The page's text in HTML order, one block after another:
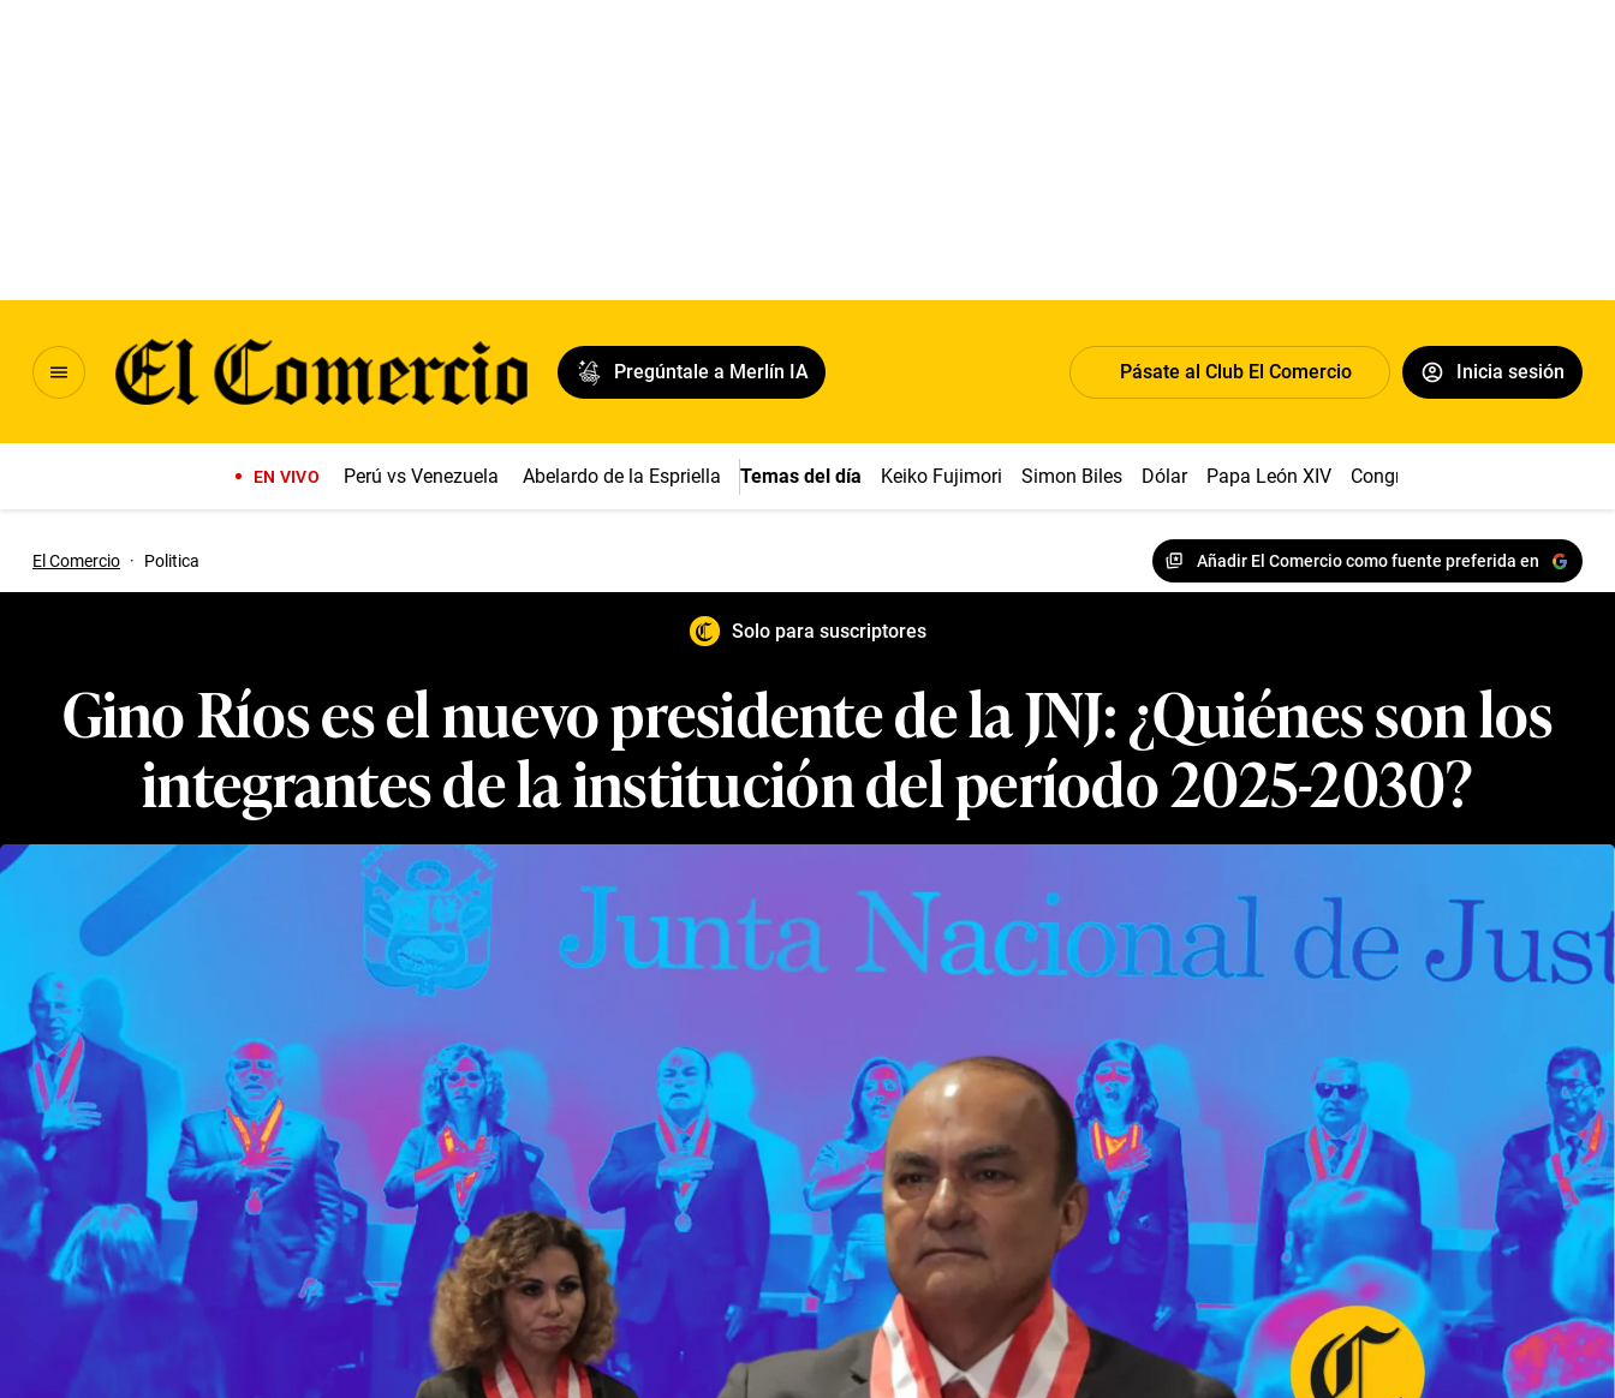
Pregúntale a Merlín IA Pásate al Club El Comercio Inicia sesión
EN VIVO Perú vs Venezuela Abelardo de la Espriella Temas del día Keiko Fujimori Simon Biles Dólar Papa León XIV Congreso
El Comercio · Politica Añadir El Comercio como fuente preferida en
Solo para suscriptores
Gino Ríos es el nuevo presidente de la JNJ: ¿Quiénes son los
integrantes de la institución del período 2025-2030?